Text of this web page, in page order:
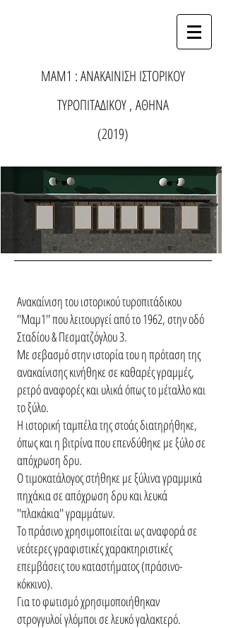
ΜΑΜ1 : ΑΝΑΚΑΙΝΙΣΗ ΙΣΤΟΡΙΚΟΥ
ΤΥΡΟΠΙΤΑΔΙΚΟΥ , ΑΘΗΝΑ
(2019)
Ανακαίνιση του ιστορικού τυροπιτάδικου
''Μαμ1'' που λειτουργεί από το 1962, στην οδό
Σταδίου & Πεσματζόγλου 3.
Με σεβασμό στην ιστορία του η πρόταση της
ανακαίνισης κινήθηκε σε καθαρές γραμμές,
ρετρό αναφορές και υλικά όπως το μέταλλο και
το ξύλο.
Η ιστορική ταμπέλα της στοάς διατηρήθηκε,
όπως και η βιτρίνα που επενδύθηκε με ξύλο σε
απόχρωση δρυ.
Ο τιμοκατάλογος στήθηκε με ξύλινα γραμμικά
πηχάκια σε απόχρωση δρυ και λευκά
''πλακάκια'' γραμμάτων.
Το πράσινο χρησιμοποιείται ως αναφορά σε
νεότερες γραφιστικές χαρακτηριστικές
επεμβάσεις του καταστήματος (πράσινο-
κόκκινο).
Για το φωτισμό χρησιμοποιήθηκαν
στρογγυλοί γλόμποι σε λευκό γαλακτερό.